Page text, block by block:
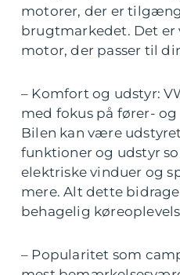
motorer, der er
brugtmarkedet. Det
motor, der passer til
– Komfort og udstyr:
med fokus på fører-
Bilen kan være
funktioner og udstyr
elektriske vinduer og
mere. Alt dette
behagelig
– Popularitet som